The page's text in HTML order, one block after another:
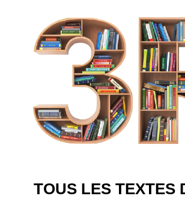
TOUS LES TEXTES